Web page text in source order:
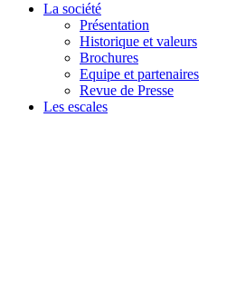
La société
Présentation
Historique et valeurs
Brochures
Equipe et partenaires
Revue de Presse
Les escales